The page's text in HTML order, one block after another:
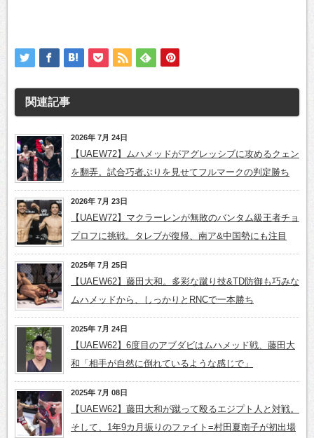
関連記事
2026年 7月 24日
【UAEW72】ムハメッドがアグレッシブに攻めるクェン
を翻弄。試合巧者ぶりを見せてフルマークの判定勝ち
2026年 7月 23日
【UAEW72】マクラーレンが無敗のバンタム級王者チョ
プロフに挑戦。タレブが復帰、南ア&中国勢にも注目
2025年 7月 25日
【UAEW62】藤田大和。多彩な蹴り技&TD防御も巧みな
ムハメッドから、しっかりとRNCで一本勝ち
2025年 7月 24日
【UAEW62】6度目のアブダビはムハメッド戦、藤田大
和「相手が自然に倒れているような感じで」
2025年 7月 08日
【UAEW62】藤田大和が蹴って殴るエジプト人と対戦。
そして、1年9カ月振りのファイト=村田夏南子が初出場